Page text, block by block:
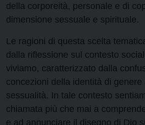
della corporeità, personale e di
dimensione sessuale e spirituale.
Le ragioni di questa scelta
dalla riflessione sul contesto
viviamo, caratterizzato dalla
concezioni della identità di genere
sessualità. In tale contesto
chiamata più che mai a
e ad annunciare il disegno di Dio